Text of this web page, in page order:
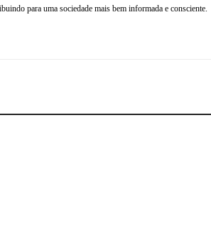
para uma sociedade mais bem informada e consciente.